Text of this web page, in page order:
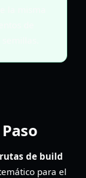
de build
para el